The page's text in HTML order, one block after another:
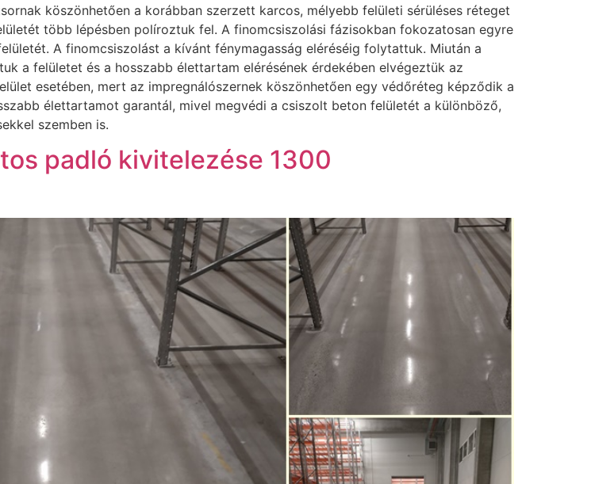
köszönhetően a korábban szerzett karcos, mélyebb felületi sérüléses réteget
több lépésben políroztuk fel. A finomcsiszolási fázisokban fokozatosan egyre
A finomcsiszolást a kívánt fénymagasság eléréséig folytattuk. Miután a
a felületet és a hosszabb élettartam elérésének érdekében elvégeztük az
esetében, mert az impregnálószernek köszönhetően egy védőréteg képződik a
élettartamot garantál, mivel megvédi a csiszolt beton felületét a különböző,
szemben is.
padló kivitelezése 1300